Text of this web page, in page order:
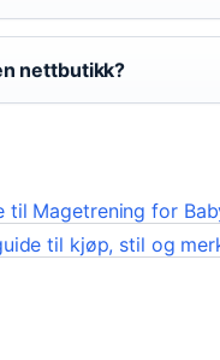
nettbutikk?
til Magetrening for
til kjøp, stil og